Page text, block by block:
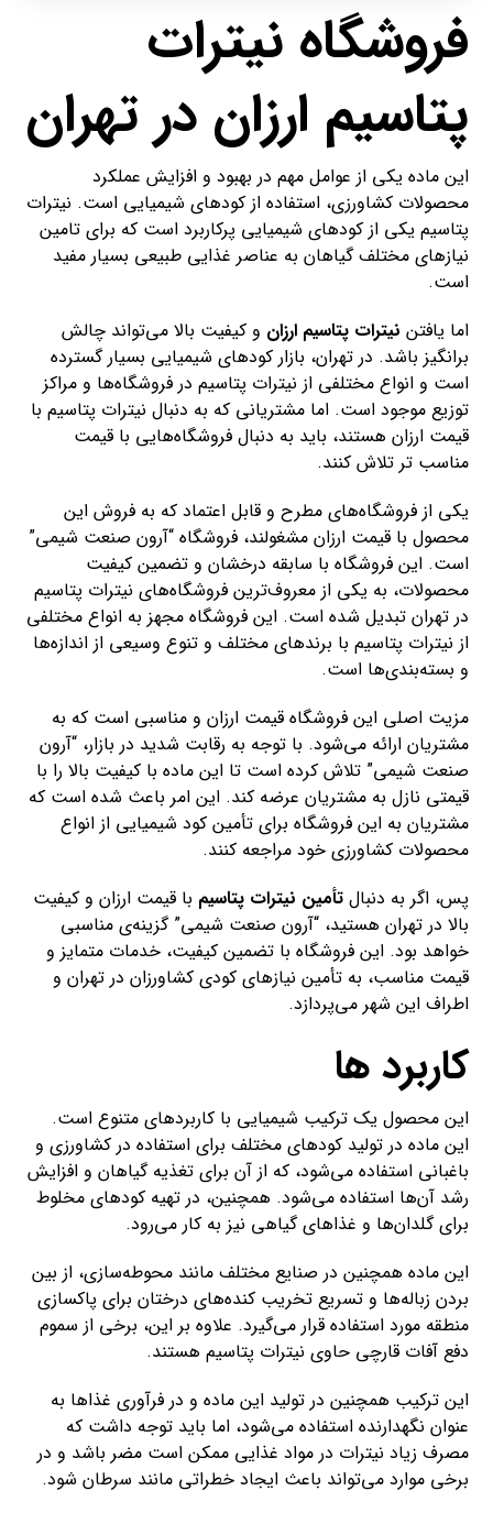
فروشگاه نیترات
پتاسیم ارزان در تهران
این ماده یکی از عوامل مهم در بهبود و افزایش عملکرد
محصولات کشاورزی، استفاده از کودهای شیمیایی است. نیترات
پتاسیم یکی از کودهای شیمیایی پرکاربرد است که برای تامین
نیازهای مختلف گیاهان به عناصر غذایی طبیعی بسیار مفید
است.
اما یافتن نیترات پتاسیم ارزان و کیفیت بالا می‌تواند چالش
برانگیز باشد. در تهران، بازار کودهای شیمیایی بسیار گسترده
است و انواع مختلفی از نیترات پتاسیم در فروشگاه‌ها و مراکز
توزیع موجود است. اما مشتریانی که به دنبال نیترات پتاسیم با
قیمت ارزان هستند، باید به دنبال فروشگاه‌هایی با قیمت
مناسب تر تلاش کنند.
یکی از فروشگاه‌های مطرح و قابل اعتماد که به فروش این
محصول با قیمت ارزان مشغولند، فروشگاه “آرون صنعت شیمی”
است. این فروشگاه با سابقه درخشان و تضمین کیفیت
محصولات، به یکی از معروف‌ترین فروشگاه‌های نیترات پتاسیم
در تهران تبدیل شده است. این فروشگاه مجهز به انواع مختلفی
از نیترات پتاسیم با برندهای مختلف و تنوع وسیعی از اندازه‌ها
و بسته‌بندی‌ها است.
مزیت اصلی این فروشگاه قیمت ارزان و مناسبی است که به
مشتریان ارائه می‌شود. با توجه به رقابت شدید در بازار، “آرون
صنعت شیمی” تلاش کرده است تا این ماده با کیفیت بالا را با
قیمتی نازل به مشتریان عرضه کند. این امر باعث شده است که
مشتریان به این فروشگاه برای تأمین کود شیمیایی از انواع
محصولات کشاورزی خود مراجعه کنند.
پس، اگر به دنبالتأمین نیترات پتاسیم با قیمت ارزان و کیفیت
بالا در تهران هستید، “آرون صنعت شیمی” گزینه‌ی مناسبی
خواهد بود. این فروشگاه با تضمین کیفیت، خدمات متمایز و
قیمت مناسب، به تأمین نیازهای کودی کشاورزان در تهران و
اطراف این شهر می‌پردازد.
کاربرد ها
این محصول یک ترکیب شیمیایی با کاربردهای متنوع است.
این ماده در تولید کودهای مختلف برای استفاده در کشاورزی و
باغبانی استفاده می‌شود، که از آن برای تغذیه گیاهان و افزایش
رشد آن‌ها استفاده می‌شود. همچنین، در تهیه کودهای مخلوط
برای گلدان‌ها و غذاهای گیاهی نیز به کار می‌رود.
این ماده همچنین در صنایع مختلف مانند محوطه‌سازی، از بین
بردن زباله‌ها و تسریع تخریب کنده‌های درختان برای پاکسازی
منطقه مورد استفاده قرار می‌گیرد. علاوه بر این، برخی از سموم
دفع آفات قارچی حاوی نیترات پتاسیم هستند.
این ترکیب همچنین در تولید این ماده و در فرآوری غذاها به
عنوان نگهدارنده استفاده می‌شود، اما باید توجه داشت که
مصرف زیاد نیترات در مواد غذایی ممکن است مضر باشد و در
برخی موارد می‌تواند باعث ایجاد خطراتی مانند سرطان شود.